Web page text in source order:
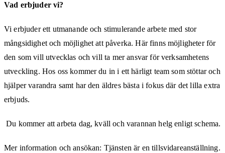
Vad erbjuder vi?
Vi erbjuder ett utmanande och stimulerande arbete med stor
mångsidighet och möjlighet att påverka. Här finns möjligheter för
den som vill utvecklas och vill ta mer ansvar för verksamhetens
utveckling. Hos oss kommer du in i ett härligt team som stöttar och
hjälper varandra samt har den äldres bästa i fokus där det lilla extra
erbjuds.
Du kommer att arbeta dag, kväll och varannan helg enligt schema.
Mer information och ansökan: Tjänsten är en tillsvidareanställning.